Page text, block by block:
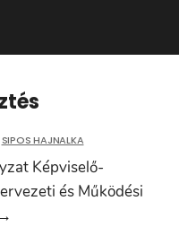
SIPOS HAJNALKA
Képviselő-
és Működési
→